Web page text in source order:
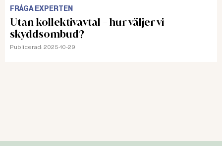
FRÅGA EXPERTEN
Utan kollektivavtal - hur väljer vi
skyddsombud?
Publicerad: 2025-10-29